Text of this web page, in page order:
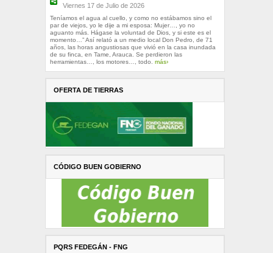
Viernes 17 de Julio de 2026
Teníamos el agua al cuello, y como no estábamos sino el
par de viejos, yo le dije a mi esposa: Mujer…, yo no
aguanto más. Hágase la voluntad de Dios, y si este es el
momento…” Así relató a un medio local Don Pedro, de 71
años, las horas angustiosas que vivió en la casa inundada
de su finca, en Tame, Arauca. Se perdieron las
herramientas…, los motores…, todo. más›
OFERTA DE TIERRAS
CÓDIGO BUEN GOBIERNO
PQRS FEDEGÁN - FNG